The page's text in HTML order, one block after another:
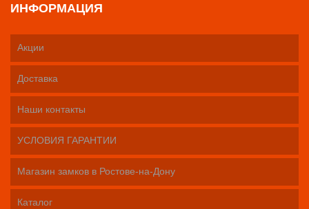
ИНФОРМАЦИЯ
Акции
Доставка
Наши контакты
УСЛОВИЯ ГАРАНТИИ
Магазин замков в Ростове-на-Дону
Каталог